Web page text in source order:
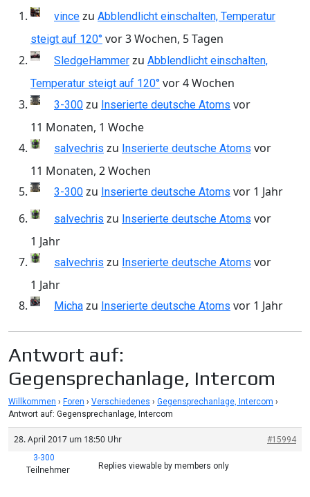
vince zu Abblendlicht einschalten, Temperatur
steigt auf 120° vor 3 Wochen, 5 Tagen
SledgeHammer zu Abblendlicht einschalten,
Temperatur steigt auf 120° vor 4 Wochen
3-300 zu Inserierte deutsche Atoms vor
11 Monaten, 1 Woche
salvechris zu Inserierte deutsche Atoms vor
11 Monaten, 2 Wochen
3-300 zu Inserierte deutsche Atoms vor 1 Jahr
salvechris zu Inserierte deutsche Atoms vor
1 Jahr
salvechris zu Inserierte deutsche Atoms vor
1 Jahr
Micha zu Inserierte deutsche Atoms vor 1 Jahr
Antwort auf:
Gegensprechanlage, Intercom
Willkommen › Foren › Verschiedenes › Gegensprechanlage, Intercom ›
Antwort auf: Gegensprechanlage, Intercom
28. April 2017 um 18:50 Uhr
#15994
3-300
Teilnehmer Replies viewable by members only